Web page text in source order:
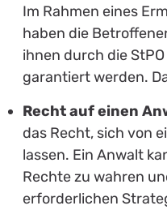
Im Rahmen eines
haben die
ihnen durch die
garantiert werden.
Recht auf einen
das Recht, sich von
lassen. Ein Anwalt
Rechte zu wahren
erforderlichen